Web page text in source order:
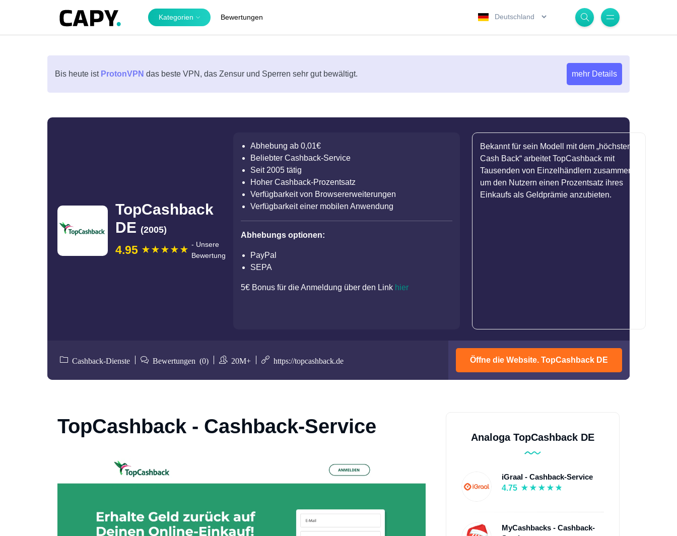
Kategorien Bewertungen
Bis heute ist ProtonVPN das beste VPN, das Zensur und Sperren sehr gut bewältigt. mehr Details
TopCashback
DE (2005)
4.95
- Unsere
Bewertung
Abhebung ab 0,01€
Beliebter Cashback-Service
Seit 2005 tätig
Hoher Cashback-Prozentsatz
Verfügbarkeit von Browsererweiterungen
Verfügbarkeit einer mobilen Anwendung
Abhebungs optionen:
PayPal
SEPA
5€ Bonus für die Anmeldung über den Link hier
Bekannt für sein Modell mit dem „höchsten
Cash Back“ arbeitet TopCashback mit
Tausenden von Einzelhändlern zusammen,
um den Nutzern einen Prozentsatz ihres
Einkaufs als Geldprämie anzubieten.
Cashback-Dienste Bewertungen (0) 20M+ https://topcashback.de Öffne die Website. TopCashback DE
TopCashback - Cashback-Service Analoga TopCashback DE
iGraal - Cashback-Service
4.75
MyCashbacks - Cashback-